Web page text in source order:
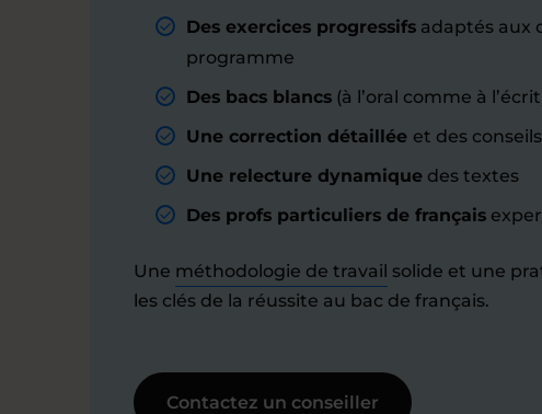
Des exercices progressifs adaptés aux
programme
Des bacs blancs (à l’oral comme à
Une correction détaillée et des
Une relecture dynamique des textes
Des profs particuliers de français
Une méthodologie de travail solide et une
les clés de la réussite au bac de français.
Contactez un conseiller